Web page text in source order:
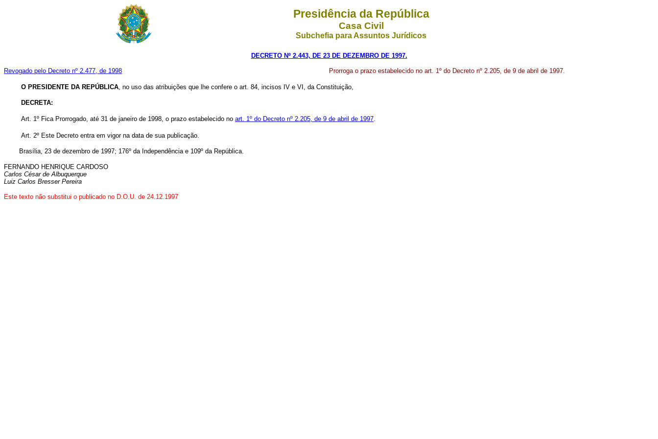
Presidência da República
Casa Civil
Subchefia para Assuntos Jurídicos
DECRETO Nº 2.443, DE 23 DE DEZEMBRO DE 1997.
Revogado pelo Decreto nº 2.477, de 1998 Prorroga o prazo estabelecido no art. 1º do Decreto nº 2.205, de 9 de abril de 1997.
O PRESIDENTE DA REPÚBLICA, no uso das atribuições que lhe confere o art. 84, incisos IV e VI, da Constituição,
DECRETA:
Art. 1º Fica Prorrogado, até 31 de janeiro de 1998, o prazo estabelecido no art. 1º do Decreto nº 2.205, de 9 de abril de 1997.
Art. 2º Este Decreto entra em vigor na data de sua publicação.
Brasília, 23 de dezembro de 1997; 176º da Independência e 109º da República.
FERNANDO HENRIQUE CARDOSO
Carlos César de Albuquerque
Luiz Carlos Bresser Pereira
Este texto não substitui o publicado no D.O.U. de 24.12.1997